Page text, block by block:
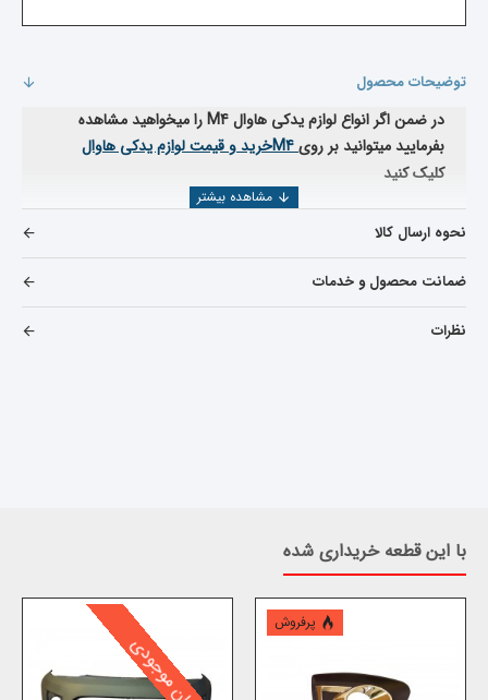
توضیحات محصول
در ضمن اگر انواع لوازم یدکی هاوالM4را میخواهید مشاهده
بفرمایید میتوانید بر روی
خرید و قیمت لوازم یدکی هاوالM4
کلیک کنید
نحوه ارسال کالا
ضمانت محصول و خدمات
نظرات
با این قطعه خریداری شده
پرفروش
پایان موجودی